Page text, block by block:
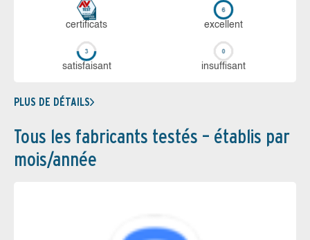
certi­ficats ex­cellent
sa­tis­fai­sant in­suf­fi­sant
PLUS DE DÉTAILS
Tous les fabricants testés – établis par
mois/année